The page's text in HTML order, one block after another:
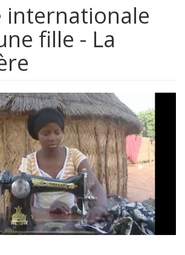
internationale
fille - La